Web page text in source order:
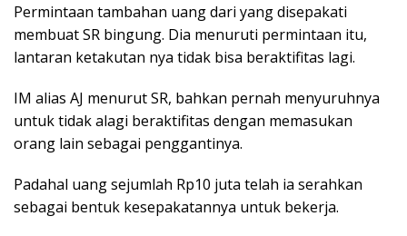
Permintaan tambahan uang dari yang disepakati
membuat SR bingung. Dia menuruti permintaan itu,
lantaran ketakutan nya tidak bisa beraktifitas lagi.
IM alias AJ menurut SR, bahkan pernah menyuruhnya
untuk tidak alagi beraktifitas dengan memasukan
orang lain sebagai penggantinya.
Padahal uang sejumlah Rp10 juta telah ia serahkan
sebagai bentuk kesepakatannya untuk bekerja.